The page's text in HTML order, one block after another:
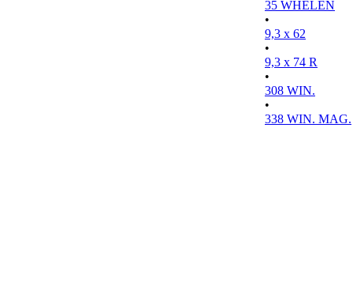
35 WHELEN
•
9,3 x 62
•
9,3 x 74 R
•
308 WIN.
•
338 WIN. MAG.